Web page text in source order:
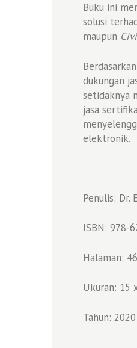
Buku ini
solusi
maupun
dukungan
setidaknya
jasa
elektronik.
Penulis: Dr.
ISBN: 978-
Halaman:
Ukuran: 15
Tahun: 2020